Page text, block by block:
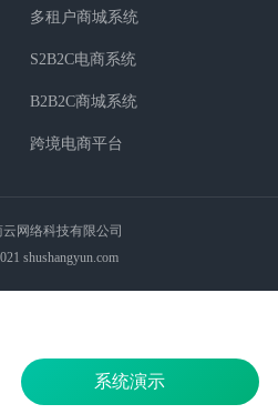
多租户商城系统
S2B2C电商系统
B2B2C商城系统
跨境电商平台
网络科技有限公司
shushangyun.com
系统演示